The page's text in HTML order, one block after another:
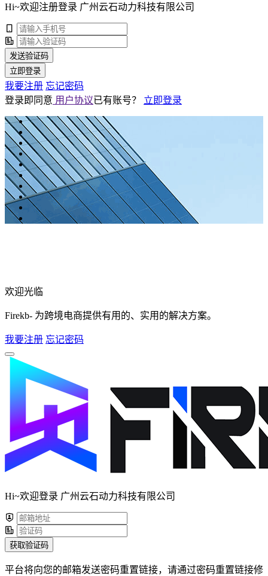
Hi~欢迎注册登录 广州云石动力科技有限公司
发送验证码
立即登录
我要注册 忘记密码
登录即同意 用户协议已有账号？ 立即登录
欢迎光临
Firekb- 为跨境电商提供有用的、实用的解决方案。
我要注册 忘记密码
Hi~欢迎登录 广州云石动力科技有限公司
获取验证码
平台将向您的邮箱发送密码重置链接，请通过密码重置链接修